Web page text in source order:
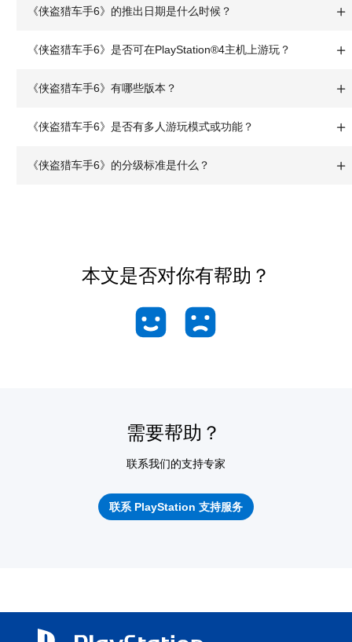
《侠盗猎车手6》的推出日期是什么时候？
《侠盗猎车手6》是否可在PlayStation®4主机上游玩？
《侠盗猎车手6》有哪些版本？
《侠盗猎车手6》是否有多人游玩模式或功能？
《侠盗猎车手6》的分级标准是什么？
本文是否对你有帮助？
需要帮助？
联系我们的支持专家
联系 PlayStation 支持服务